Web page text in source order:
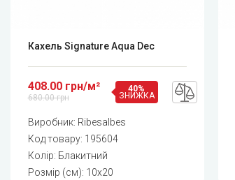
Кахель Signature Aqua Dec
408.00 грн/м²
680.00 грн
40%
ЗНИЖКА
Виробник: Ribesalbes
Код товару: 195604
Колір: Блакитний
Розмір (см): 10x20